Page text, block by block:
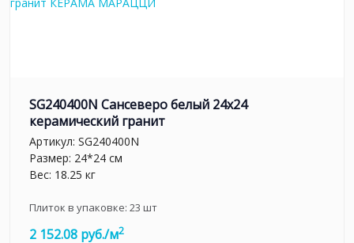
SG240400N Сансеверо белый 24x24
керамический гранит
Артикул: SG240400N
Размер: 24*24 см
Вес: 18.25 кг
Плиток в упаковке: 23 шт
2 152.08 руб./м2